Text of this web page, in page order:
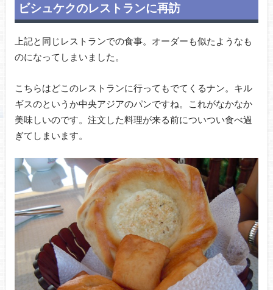
ビシュケクのレストランに再訪
上記と同じレストランでの食事。オーダーも似たようなも
のになってしまいました。
こちらはどこのレストランに行ってもでてくるナン。キル
ギスのというか中央アジアのパンですね。これがなかなか
美味しいのです。注文した料理が来る前についつい食べ過
ぎてしまいます。